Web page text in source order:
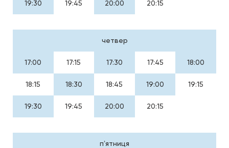
19:30 19:45 20:00 20:15
четвер
17:00 17:15 17:30 17:45 18:00
18:15 18:30 18:45 19:00 19:15
19:30 19:45 20:00 20:15
пʼятниця